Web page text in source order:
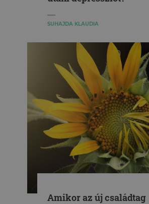
SUHAJDA KLAUDIA
Amikor az új családtag